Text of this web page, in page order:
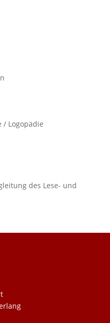
/ Logopädie
des Lese- und